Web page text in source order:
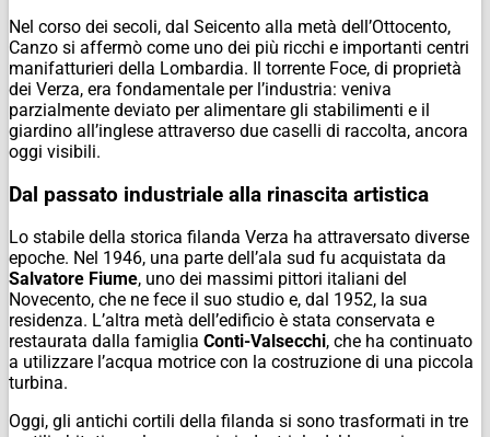
Nel corso dei secoli, dal Seicento alla metà dell’Ottocento,
Canzo si affermò come uno dei più ricchi e importanti centri
manifatturieri della Lombardia. Il torrente Foce, di proprietà
dei Verza, era fondamentale per l’industria: veniva
parzialmente deviato per alimentare gli stabilimenti e il
giardino all’inglese attraverso due caselli di raccolta, ancora
oggi visibili.
Dal passato industriale alla rinascita artistica
Lo stabile della storica filanda Verza ha attraversato diverse
epoche. Nel 1946, una parte dell’ala sud fu acquistata da
Salvatore Fiume, uno dei massimi pittori italiani del
Novecento, che ne fece il suo studio e, dal 1952, la sua
residenza. L’altra metà dell’edificio è stata conservata e
restaurata dalla famiglia Conti-Valsecchi, che ha continuato
a utilizzare l’acqua motrice con la costruzione di una piccola
turbina.
Oggi, gli antichi cortili della filanda si sono trasformati in tre